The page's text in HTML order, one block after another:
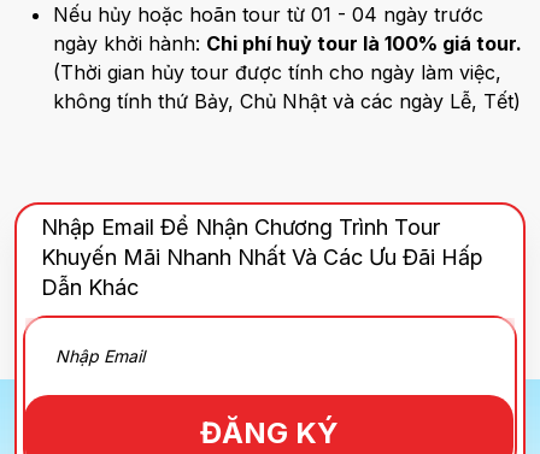
Nếu hủy hoặc hoãn tour từ 01 - 04 ngày trước
ngày khởi hành: Chi phí huỷ tour là 100% giá tour.
(Thời gian hủy tour được tính cho ngày làm việc,
không tính thứ Bảy, Chủ Nhật và các ngày Lễ, Tết)
Nhập Email Để Nhận Chương Trình Tour
Khuyến Mãi Nhanh Nhất Và Các Ưu Đãi Hấp
Dẫn Khác
ĐĂNG KÝ